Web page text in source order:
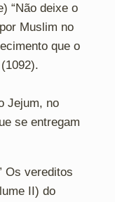
“Não deixe o
Muslim no
que o
Jejum, no
se entregam
Os vereditos
II) do